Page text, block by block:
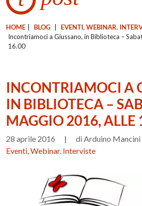
HOME BLOG EVENTI, WEBINAR.
Incontriamoci a Giussano, in Biblioteca –
16.00
INCONTRIAMOCI A
IN BIBLIOTECA –
MAGGIO 2016, ALLE
28 aprile 2016 |
di Arduino Mancini
Eventi, Webinar. Interviste